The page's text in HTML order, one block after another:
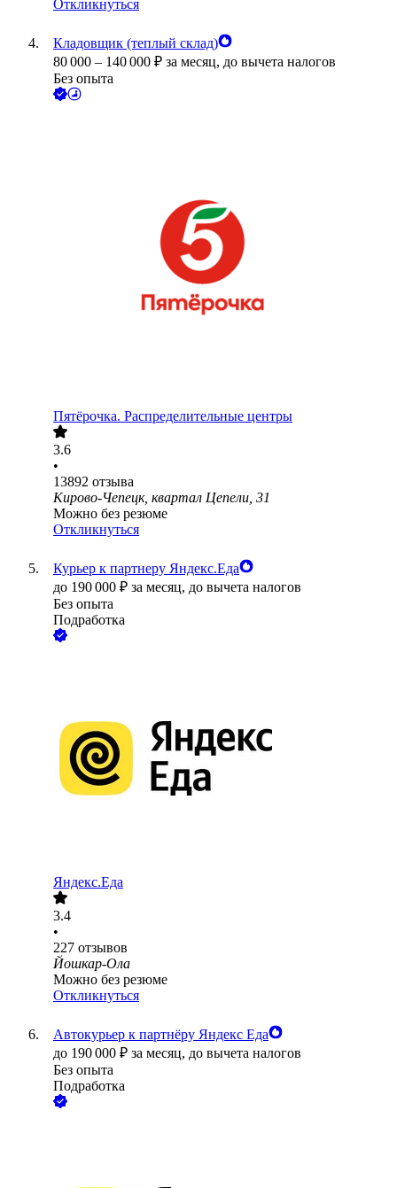
Откликнуться
Кладовщик (теплый склад)
80 000 – 140 000 ₽ за месяц, до вычета налогов
Без опыта
Пятёрочка. Распределительные центры
3.6
•
13892 отзыва
Кирово-Чепецк, квартал Цепели, 31
Можно без резюме
Откликнуться
Курьер к партнеру Яндекс.Еда
до 190 000 ₽ за месяц, до вычета налогов
Без опыта
Подработка
Яндекс.Еда
3.4
•
227 отзывов
Йошкар-Ола
Можно без резюме
Откликнуться
Автокурьер к партнёру Яндекс Еда
до 190 000 ₽ за месяц, до вычета налогов
Без опыта
Подработка